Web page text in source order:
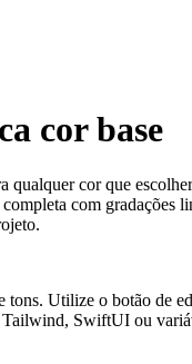
cor base
qualquer cor que
com gradações
Utilize o botão de
SwiftUI ou